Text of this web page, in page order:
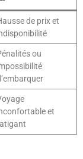
de prix et
ou
et